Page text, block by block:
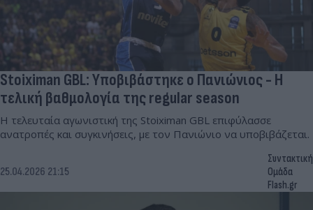
Stoiximan GBL: Υποβιβάστηκε ο Πανιώνιος - Η
τελική βαθμολογία της regular season
Η τελευταία αγωνιστική της Stoiximan GBL επιφύλασσε
ανατροπές και συγκινήσεις, με τον Πανιώνιο να υποβιβάζεται.
25.04.2026 21:15
Συντακτική
Ομάδα
Flash.gr